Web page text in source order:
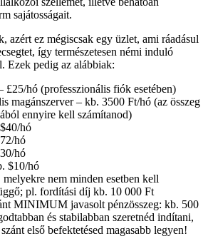
sajátosságait.
azért ez mégiscsak egy üzlet, ami ráadásul
így természetesen némi induló
Ezek pedig az alábbiak:
£25/hó (professzionális fiók esetében)
magánszerver – kb. 3500 Ft/hó (az összeg
ennyire kell számítanod)
hó
hó
hó
$10/hó
nem minden esetben kell
pl. fordítási díj kb. 10 000 Ft
MINIMUM javasolt pénzösszeg: kb. 500
és stabilabban szeretnéd indítani,
első befektetésed magasabb legyen!